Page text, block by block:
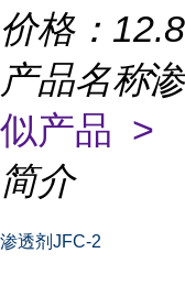
价格： 12.8
产品名称
似产品 >
简介
渗透剂JFC-2